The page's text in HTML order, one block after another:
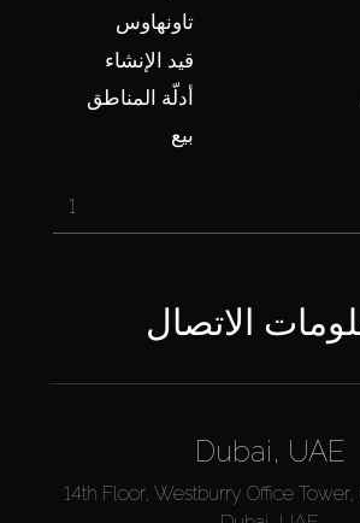
تاونهاوس
قيد الإنشاء
أدلّة المناطق
بيع
1
الاتصال
Dubai, UAE
14th Floor, Westburry Office Tower,